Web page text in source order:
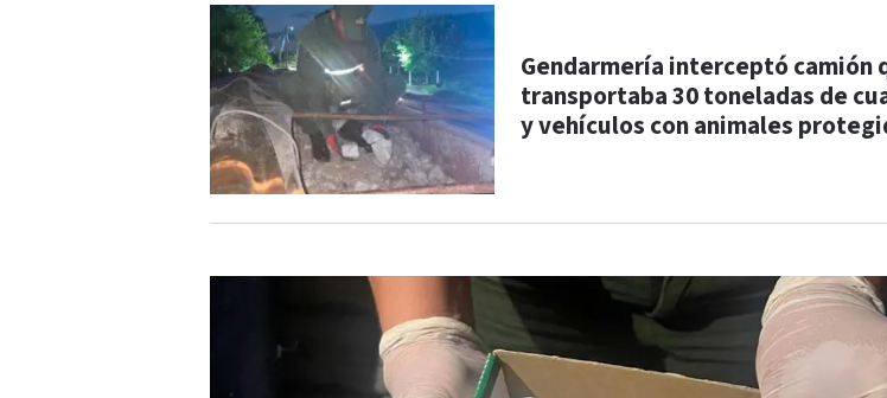
Gendarmería interceptó camión
transportaba 30 toneladas de
y vehículos con animales